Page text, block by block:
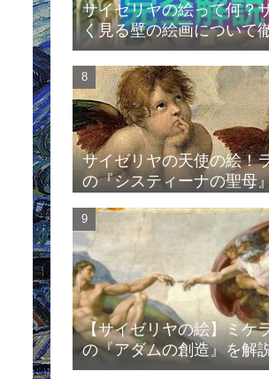
サイゼリヤの絵って何？
く見る壁の絵画について
サイゼリヤの天使の絵！
の『システィーナの聖母
【サイゼリヤの絵】ミケ
の『アダムの創造』を解